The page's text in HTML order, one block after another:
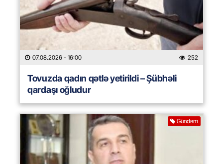
07.08.2026 - 16:00 252
Tovuzda qadın qətlə yetirildi – Şübhəli
qardaşı oğludur
Gündəm